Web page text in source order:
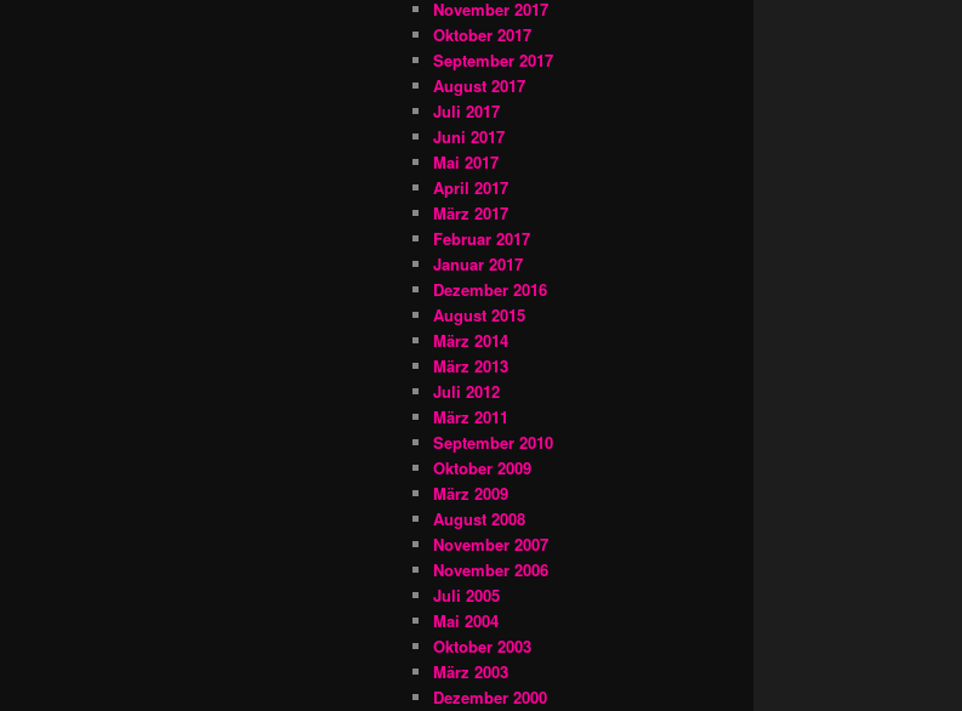
November 2017
Oktober 2017
September 2017
August 2017
Juli 2017
Juni 2017
Mai 2017
April 2017
März 2017
Februar 2017
Januar 2017
Dezember 2016
August 2015
März 2014
März 2013
Juli 2012
März 2011
September 2010
Oktober 2009
März 2009
August 2008
November 2007
November 2006
Juli 2005
Mai 2004
Oktober 2003
März 2003
Dezember 2000